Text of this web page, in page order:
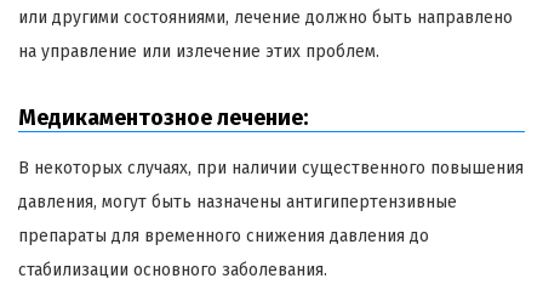
или другими состояниями, лечение должно быть направлено
на управление или излечение этих проблем.
Медикаментозное лечение:
В некоторых случаях, при наличии существенного повышения
давления, могут быть назначены антигипертензивные
препараты для временного снижения давления до
стабилизации основного заболевания.